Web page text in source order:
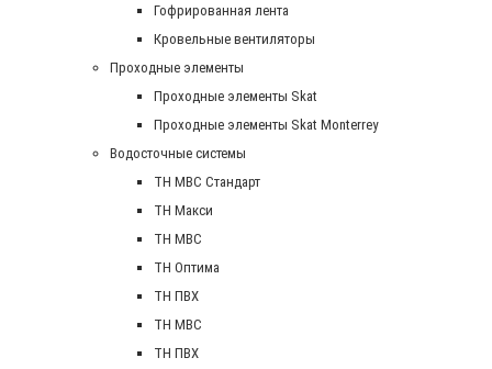
Гофрированная лента
Кровельные вентиляторы
Проходные элементы
Проходные элементы Skat
Проходные элементы Skat Monterrey
Водосточные системы
TH MBC Стандарт
TH Макси
TH МВС
TH Оптима
TH ПВХ
ТН МВС
ТН ПВХ